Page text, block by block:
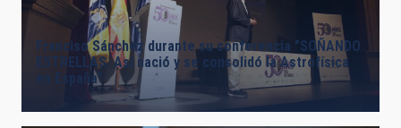
Franciso Sánchez durante su conferencia "SOÑANDO
ESTRELLAS. Así nació y se consolidó la Astrofísica
en España"